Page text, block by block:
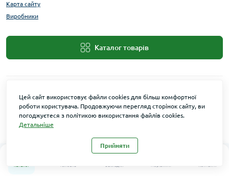
Каталог Головна Закладки
0
Порівняти Контакти
Карта сайту
Виробники
Каталог товарів
Цей сайт використовує файли cookies для більш комфортної
роботи користувача. Продовжуючи перегляд сторінок сайту, ви
погоджуєтеся з політикою використання файлів cookies.
Детальніше
Прийняти